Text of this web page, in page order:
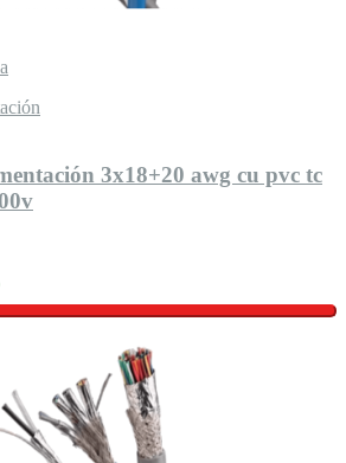
3x18+20 awg cu pvc tc